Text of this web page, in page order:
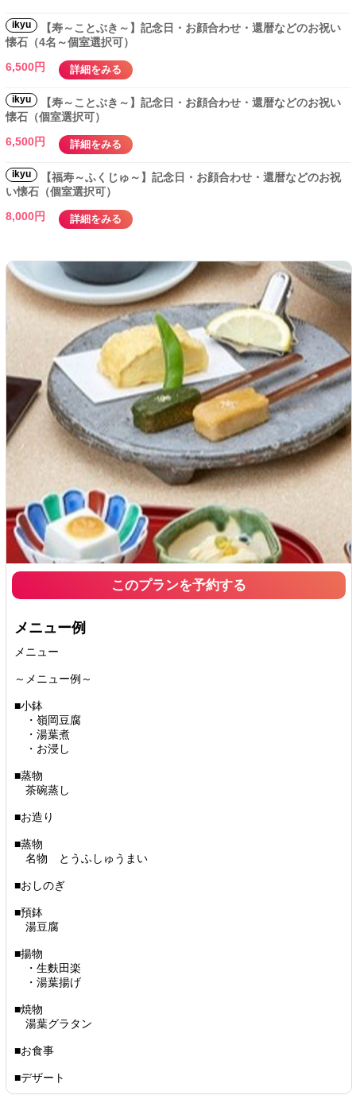
ikyu
【寿～ことぶき～】記念日・お顔合わせ・還暦などのお祝い
懐石（4名～個室選択可）
6,500円
詳細をみる
ikyu
【寿～ことぶき～】記念日・お顔合わせ・還暦などのお祝い
懐石（個室選択可）
6,500円
詳細をみる
ikyu
【福寿～ふくじゅ～】記念日・お顔合わせ・還暦などのお祝
い懐石（個室選択可）
8,000円
詳細をみる
このプランを予約する
メニュー例
メニュー
～メニュー例～
■小鉢
・嶺岡豆腐
・湯葉煮
・お浸し
■蒸物
茶碗蒸し
■お造り
■蒸物
名物 とうふしゅうまい
■おしのぎ
■預鉢
湯豆腐
■揚物
・生麩田楽
・湯葉揚げ
■焼物
湯葉グラタン
■お食事
■デザート